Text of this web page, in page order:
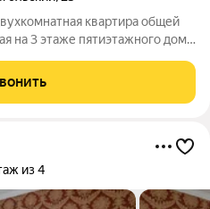
квартира общей
на 3 этаже пятиэтажного дома.
ее особенно привлекательной
из 4